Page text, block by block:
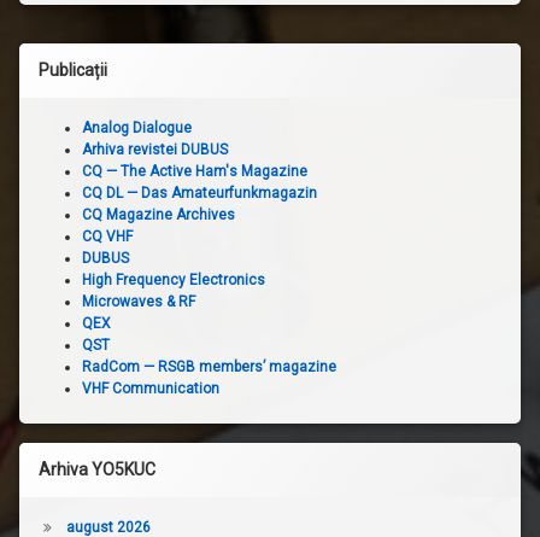
Publicații
Analog Dialogue
Arhiva revistei DUBUS
CQ — The Active Ham's Magazine
CQ DL — Das Amateurfunkmagazin
CQ Magazine Archives
CQ VHF
DUBUS
High Frequency Electronics
Microwaves & RF
QEX
QST
RadCom — RSGB members’ magazine
VHF Communication
Arhiva YO5KUC
august 2026